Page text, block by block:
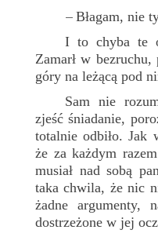
– Błagam, nie
I to chyba te
Zamarł w bezruchu,
góry na leżącą pod
Sam nie
zjeść śniadanie,
totalnie odbiło. Jak
że za każdym
musiał nad sobą
taka chwila, że nic
żadne argumenty,
dostrzeżone w jej